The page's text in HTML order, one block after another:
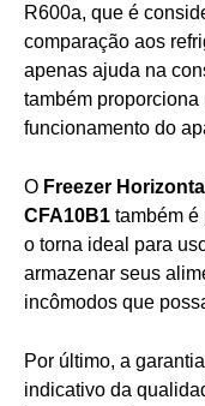
R600a, que é
comparação aos
apenas ajuda na
também
funcionamento do
O Freezer
CFA10B1 também é
o torna ideal para
armazenar seus
incômodos que
Por último, a
indicativo da